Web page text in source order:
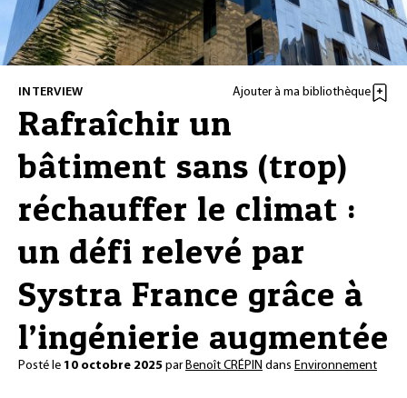
INTERVIEW Ajouter à ma bibliothèque
Rafraîchir un
bâtiment sans (trop)
réchauffer le climat :
un défi relevé par
Systra France grâce à
l’ingénierie augmentée
Posté le 10 octobre 2025 parBenoît CRÉPIN dans Environnement